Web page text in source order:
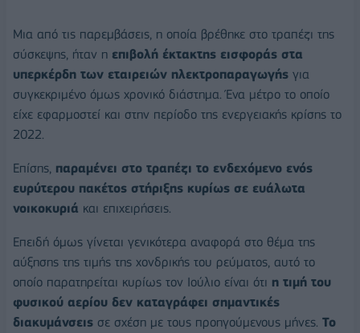
Μια από τις παρεμβάσεις, η οποία βρέθηκε στο τραπέζι της
σύσκεψης, ήταν η επιβολή έκτακτης εισφοράς στα
υπερκέρδη των εταιρειών ηλεκτροπαραγωγής για
συγκεκριμένο όμως χρονικό διάστημα. Ένα μέτρο το οποίο
είχε εφαρμοστεί και στην περίοδο της ενεργειακής κρίσης το
2022.
Επίσης, παραμένει στο τραπέζι το ενδεχόμενο ενός
ευρύτερου πακέτος στήριξης κυρίως σε ευάλωτα
νοικοκυριά και επιχειρήσεις.
Επειδή όμως γίνεται γενικότερα αναφορά στο θέμα της
αύξησης της τιμής της χονδρικής του ρεύματος, αυτό το
οποίο παρατηρείται κυρίως τον Ιούλιο είναι ότι η τιμή του
φυσικού αερίου δεν καταγράφει σημαντικές
διακυμάνσεις σε σχέση με τους προηγούμενους μήνες. Το